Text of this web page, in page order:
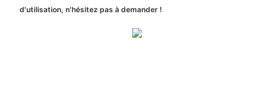
d'utilisation, n'hésitez pas à demander !